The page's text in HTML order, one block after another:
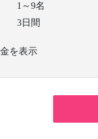
1～9名
3日間
を表示